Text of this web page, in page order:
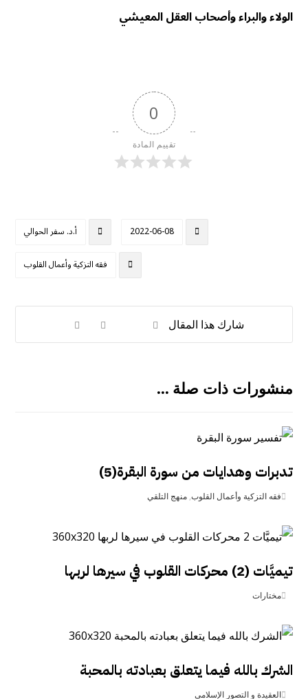
الولاء والبراء وأصحاب العقل المعيشي
0
تقييم المادة
أ.د. سفر الحوالي
2022-06-08
فقه التزكية وأعمال القلوب
منشورات ذات صلة ...
تدبرات وهدايات من سورة البقرة(5)
فقه التزكية وأعمال القلوب,منهج التلقي
تيميَّات (2) محركات القلوب في سيرها لربها
مختارات
الشرك بالله فيما يتعلق بعبادته بالمحبة
العقيدة و التصور الإسلامي